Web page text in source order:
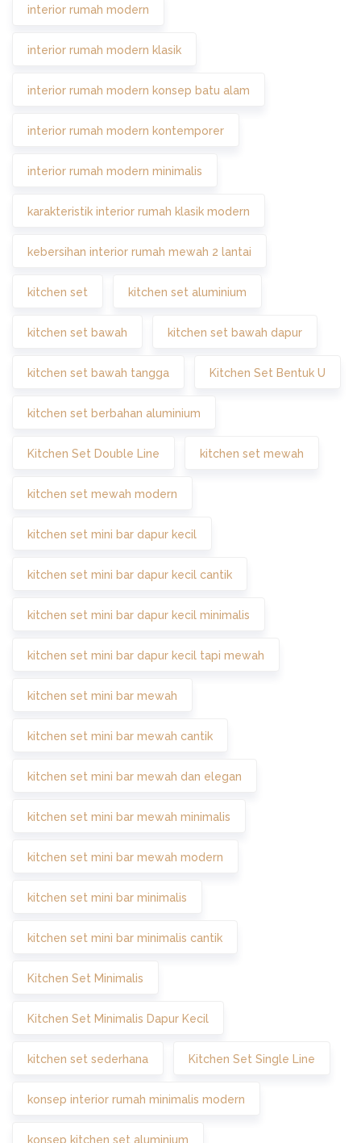
interior rumah modern
interior rumah modern klasik
interior rumah modern konsep batu alam
interior rumah modern kontemporer
interior rumah modern minimalis
karakteristik interior rumah klasik modern
kebersihan interior rumah mewah 2 lantai
kitchen set kitchen set aluminium
kitchen set bawah kitchen set bawah dapur
kitchen set bawah tangga Kitchen Set Bentuk U
kitchen set berbahan aluminium
Kitchen Set Double Line kitchen set mewah
kitchen set mewah modern
kitchen set mini bar dapur kecil
kitchen set mini bar dapur kecil cantik
kitchen set mini bar dapur kecil minimalis
kitchen set mini bar dapur kecil tapi mewah
kitchen set mini bar mewah
kitchen set mini bar mewah cantik
kitchen set mini bar mewah dan elegan
kitchen set mini bar mewah minimalis
kitchen set mini bar mewah modern
kitchen set mini bar minimalis
kitchen set mini bar minimalis cantik
Kitchen Set Minimalis
Kitchen Set Minimalis Dapur Kecil
kitchen set sederhana Kitchen Set Single Line
konsep interior rumah minimalis modern
konsep kitchen set aluminium